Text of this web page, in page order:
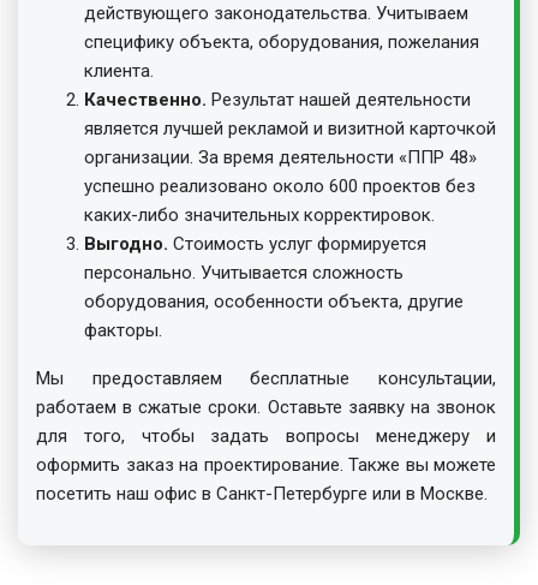
действующего законодательства. Учитываем
специфику объекта, оборудования, пожелания
клиента.
Качественно. Результат нашей деятельности
является лучшей рекламой и визитной карточкой
организации. За время деятельности «ППР 48»
успешно реализовано около 600 проектов без
каких-либо значительных корректировок.
Выгодно. Стоимость услуг формируется
персонально. Учитывается сложность
оборудования, особенности объекта, другие
факторы.
Мы предоставляем бесплатные консультации,
работаем в сжатые сроки. Оставьте заявку на звонок
для того, чтобы задать вопросы менеджеру и
оформить заказ на проектирование. Также вы можете
посетить наш офис в Санкт-Петербурге или в Москве.